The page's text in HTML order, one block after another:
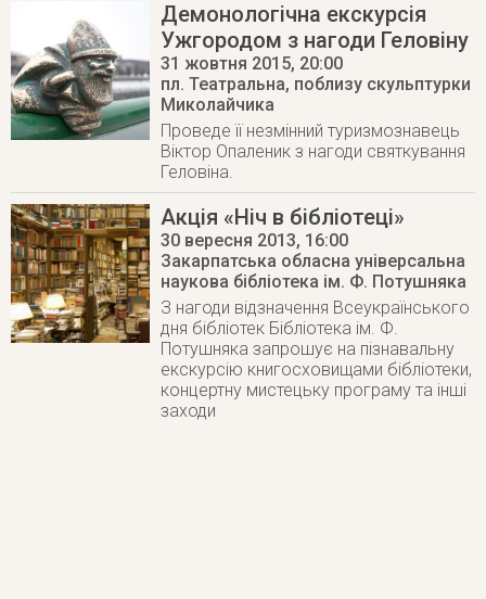
Демонологічна екскурсія
Ужгородом з нагоди Геловіну
31 жовтня 2015, 20:00
пл. Театральна, поблизу скульптурки
Миколайчика
Проведе її незмінний туризмознавець
Віктор Опаленик з нагоди святкування
Геловіна.
Акція «Ніч в бібліотеці»
30 вересня 2013, 16:00
Закарпатська обласна універсальна
наукова бібліотека ім. Ф. Потушняка
З нагоди відзначення Всеукраїнського
дня бібліотек Бібліотека ім. Ф.
Потушняка запрошує на пізнавальну
екскурсію книгосховищами бібліотеки,
концертну мистецьку програму та інші
заходи